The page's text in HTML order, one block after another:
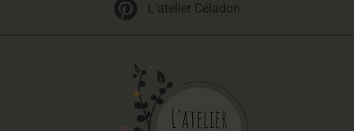
L’atelier Céladon